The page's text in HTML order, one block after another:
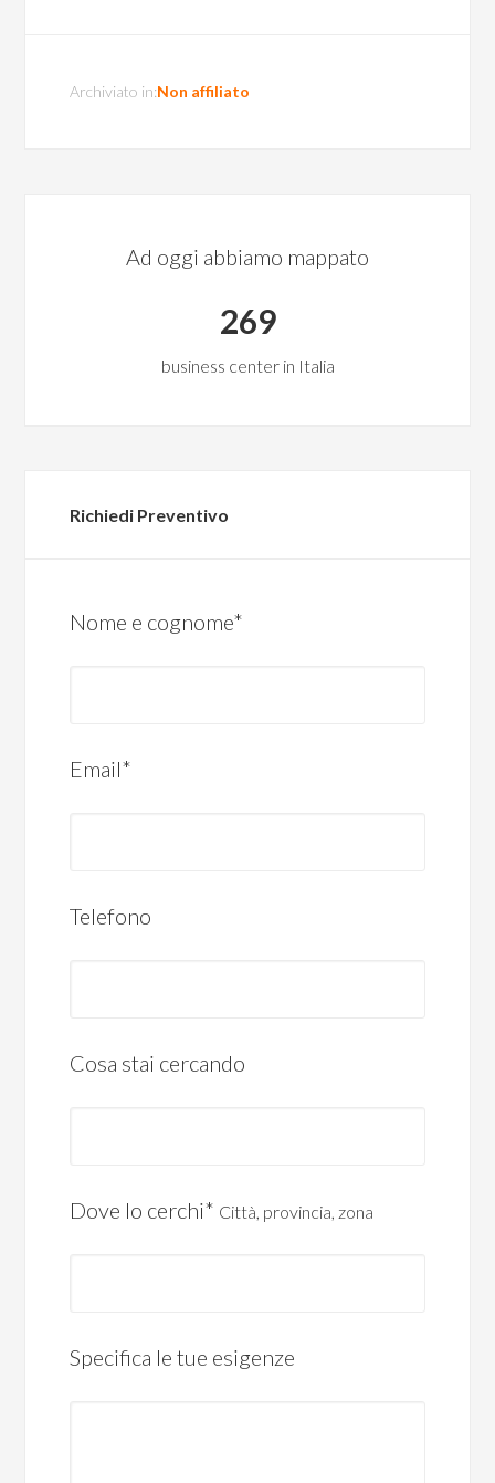
Archiviato in:Non affiliato
Ad oggi abbiamo mappato
269
business center in Italia
Richiedi Preventivo
Nome e cognome*
Email*
Telefono
Cosa stai cercando
Dove lo cerchi* Città, provincia, zona
Specifica le tue esigenze